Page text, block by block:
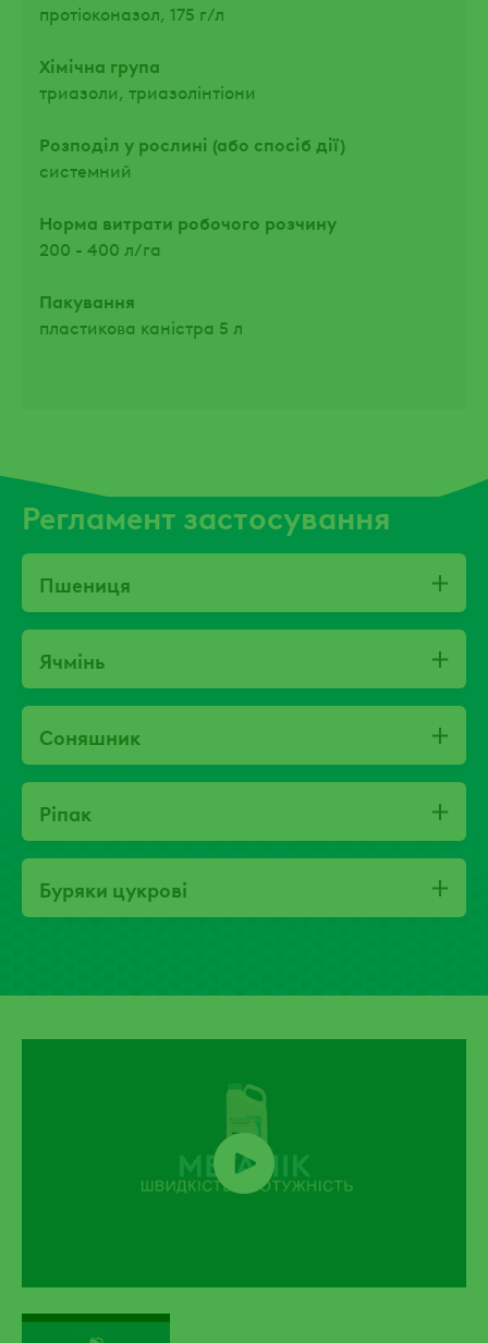
протіоконазол, 175 г/л
Хімічна група
триазоли, триазолінтіони
Розподіл у рослині (або спосіб дії)
системний
Норма витрати робочого розчину
200 - 400 л/га
Пакування
пластикова каністра 5 л
Регламент застосування
Пшениця
Ячмінь
Соняшник
Ріпак
Буряки цукрові